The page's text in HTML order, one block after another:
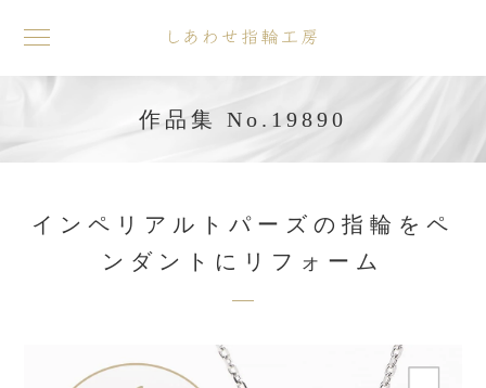
toggle
navigation
作品集 No.19890
インペリアルトパーズの指輪をペ
ンダントにリフォーム